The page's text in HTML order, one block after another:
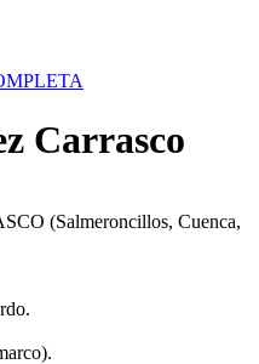
Carrasco
(Salmeroncillos, Cuenca,